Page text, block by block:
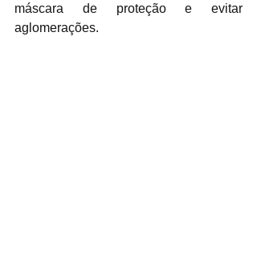
máscara de proteção e evitar
aglomerações.